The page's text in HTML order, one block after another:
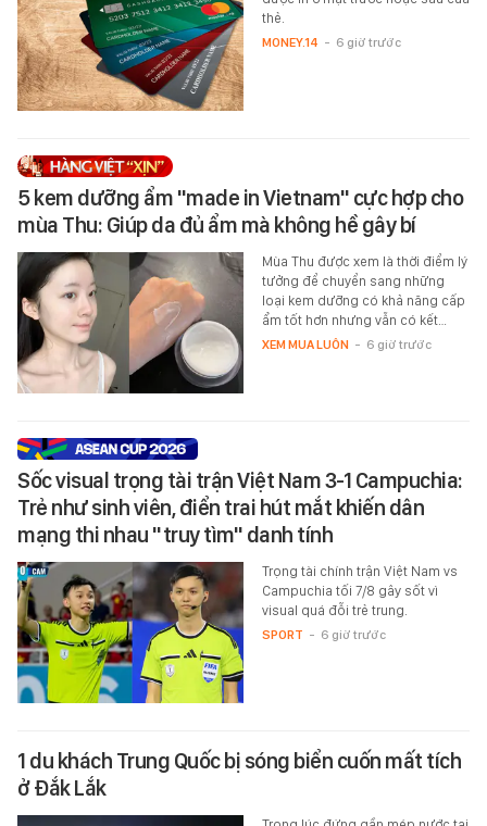
thẻ.
MONEY.14 - 6 giờ trước
5 kem dưỡng ẩm "made in Vietnam" cực hợp cho
mùa Thu: Giúp da đủ ẩm mà không hề gây bí
Mùa Thu được xem là thời điểm lý
tưởng để chuyển sang những
loại kem dưỡng có khả năng cấp
ẩm tốt hơn nhưng vẫn có kết…
XEM MUA LUÔN - 6 giờ trước
Sốc visual trọng tài trận Việt Nam 3-1 Campuchia:
Trẻ như sinh viên, điển trai hút mắt khiến dân
mạng thi nhau "truy tìm" danh tính
Trọng tài chính trận Việt Nam vs
Campuchia tối 7/8 gây sốt vì
visual quá đỗi trẻ trung.
SPORT - 6 giờ trước
1 du khách Trung Quốc bị sóng biển cuốn mất tích
ở Đắk Lắk